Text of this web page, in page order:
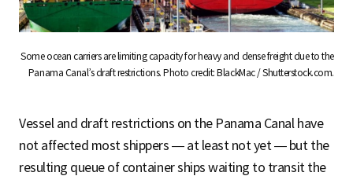
Some ocean carriers are limiting capacity for heavy and dense freight due to the
Panama Canal’s draft restrictions. Photo credit: BlackMac / Shutterstock.com.
Vessel and draft restrictions on the Panama Canal have
not affected most shippers — at least not yet — but the
resulting queue of container ships waiting to transit the